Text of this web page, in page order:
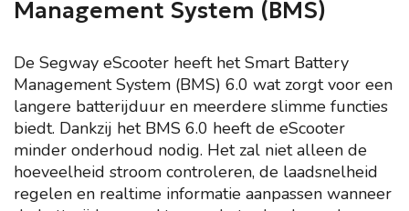
Management System (BMS)
De Segway eScooter heeft het Smart Battery
Management System (BMS) 6.0 wat zorgt voor een
langere batterijduur en meerdere slimme functies
biedt. Dankzij het BMS 6.0 heeft de eScooter
minder onderhoud nodig. Het zal niet alleen de
hoeveelheid stroom controleren, de laadsnelheid
regelen en realtime informatie aanpassen wanneer